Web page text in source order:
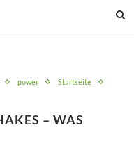
power
Startseite
– WAS